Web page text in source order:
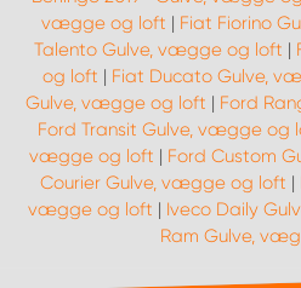
vægge og loft | Fiat Fiorino
Talento Gulve, vægge og loft |
og loft | Fiat Ducato Gulve,
Gulve, vægge og loft | Ford
Ford Transit Gulve, vægge og
vægge og loft | Ford Custom
Courier Gulve, vægge og loft |
vægge og loft | Iveco Daily
Ram Gulve,